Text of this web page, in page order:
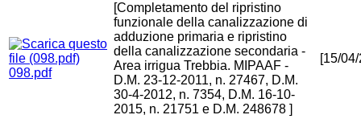
098.pdf
[Completamento del ripristino
funzionale della canalizzazione di
adduzione primaria e ripristino
della canalizzazione secondaria -
Area irrigua Trebbia. MIPAAF -
D.M. 23-12-2011, n. 27467, D.M.
30-4-2012, n. 7354, D.M. 16-10-
2015, n. 21751 e D.M. 248678 ]
[15/